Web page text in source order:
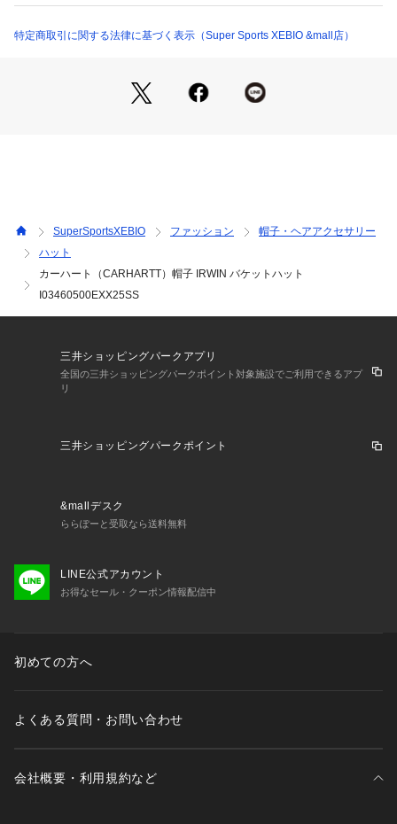
【商品の購入にあたっての注意事項】
※一部商品において弊社カラー表記がメーカーカラー表記と異
なる場合がございます。
アル小物 アクセサリー 帽子 Men's Mens メンズ めんず 男性
黒 ブラック ss25509cpn
特定商取引に関する法律に基づく表示（Super Sports XEBIO &mall店）
SuperSportsXEBIO ファッション
帽子・ヘアアクセサリー
ハット
カーハート（CARHARTT）帽子 IRWIN バケットハット
I03460500EXX25SS
三井ショッピングパークアプリ
全国の三井ショッピングパークポイント対象施設でご利用できるアプ
リ
三井ショッピングパークポイント
&mallデスク
ららぽーと受取なら送料無料
LINE公式アカウント
お得なセール・クーポン情報配信中
初めての方へ
よくある質問・お問い合わせ
会社概要・利用規約など